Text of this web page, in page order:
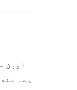
ہے۔